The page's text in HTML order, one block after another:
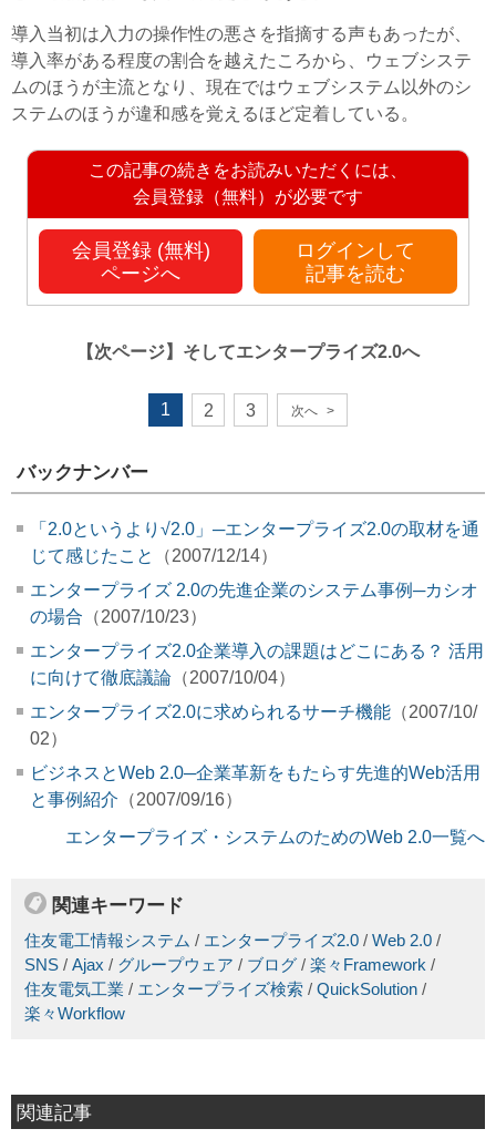
導入当初は入力の操作性の悪さを指摘する声もあったが、
導入率がある程度の割合を越えたころから、ウェブシステ
ムのほうが主流となり、現在ではウェブシステム以外のシ
ステムのほうが違和感を覚えるほど定着している。
この記事の続きをお読みいただくには、
会員登録（無料）が必要です
会員登録 (無料)
ページへ
ログインして
記事を読む
【次ページ】 そしてエンタープライズ2.0へ
1 2 3 次へ >
バックナンバー
「2.0というより√2.0」─エンタープライズ2.0の取材を通
じて感じたこと
（2007/12/14）
エンタープライズ 2.0の先進企業のシステム事例─カシオ
の場合 （2007/10/23）
エンタープライズ2.0企業導入の課題はどこにある？ 活用
に向けて徹底議論 （2007/10/04）
エンタープライズ2.0に求められるサーチ機能 （2007/10/
02）
ビジネスとWeb 2.0─企業革新をもたらす先進的Web活用
と事例紹介 （2007/09/16）
エンタープライズ・システムのためのWeb 2.0一覧へ
関連キーワード
住友電工情報システム / エンタープライズ2.0 / Web 2.0 /
SNS / Ajax / グループウェア / ブログ / 楽々Framework /
住友電気工業 / エンタープライズ検索 / QuickSolution /
楽々Workflow
関連記事